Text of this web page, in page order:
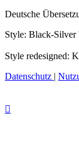
Deutsche
Style: Black-Silver
Style redesigned:
Datenschutz |